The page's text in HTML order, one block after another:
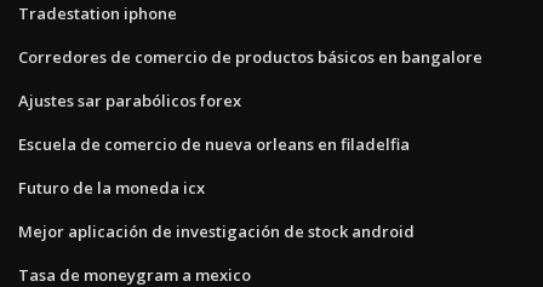
Tradestation iphone
Corredores de comercio de productos básicos en bangalore
Ajustes sar parabólicos forex
Escuela de comercio de nueva orleans en filadelfia
Futuro de la moneda icx
Mejor aplicación de investigación de stock android
Tasa de moneygram a mexico